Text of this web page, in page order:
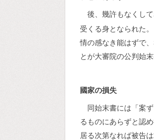
後、幾許もなくし
受くる身となられた
情の感なき能はずで
とが大審院の公判始
國家の損失
同始末書には「案
るものにあらずと認
居る次第なれば被告